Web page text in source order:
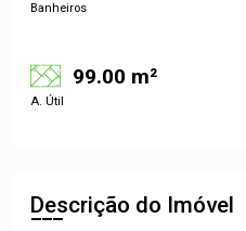
Banheiros
99.00 m²
A. Útil
Descrição do Imóvel